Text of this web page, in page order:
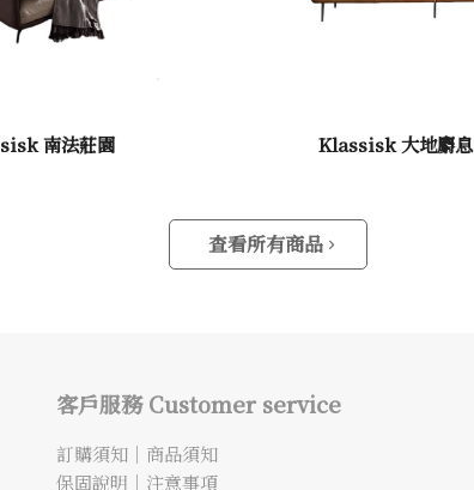
南法莊園 Klassisk 大地麝息
查看所有商品
客戶服務 Customer service
訂購須知｜ 商品須知
保固說明 ｜ 注意事項